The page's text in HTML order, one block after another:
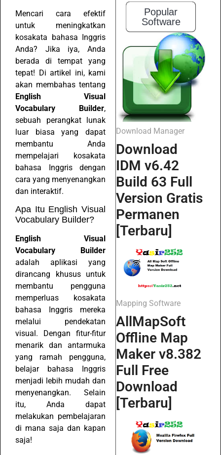
Mencari cara efektif
untuk meningkatkan
kosakata bahasa Inggris
Anda? Jika iya, Anda
berada di tempat yang
tepat! Di artikel ini, kami
akan membahas tentang
English Visual
Vocabulary Builder,
sebuah perangkat lunak
luar biasa yang dapat
membantu Anda
mempelajari kosakata
bahasa Inggris dengan
cara yang menyenangkan
dan interaktif.
Apa Itu English Visual
Vocabulary Builder?
English Visual
Vocabulary Builder
adalah aplikasi yang
dirancang khusus untuk
membantu pengguna
memperluas kosakata
bahasa Inggris mereka
melalui pendekatan
visual. Dengan fitur-fitur
menarik dan antarmuka
yang ramah pengguna,
belajar bahasa Inggris
menjadi lebih mudah dan
menyenangkan. Selain
itu, Anda dapat
melakukan pembelajaran
di mana saja dan kapan
saja!
Popular
Software
Download Manager
Download
IDM v6.42
Build 63 Full
Version Gratis
Permanen
[Terbaru]
Mapping Software
AllMapSoft
Offline Map
Maker v8.382
Full Free
Download
[Terbaru]